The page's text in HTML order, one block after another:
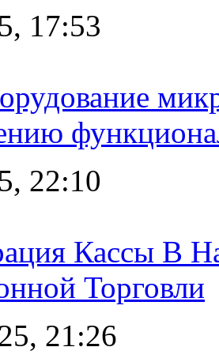
17:53
22:10
Кассы В
Торговли
21:26